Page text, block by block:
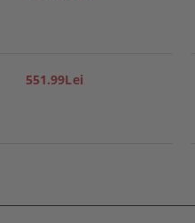
551.99Lei